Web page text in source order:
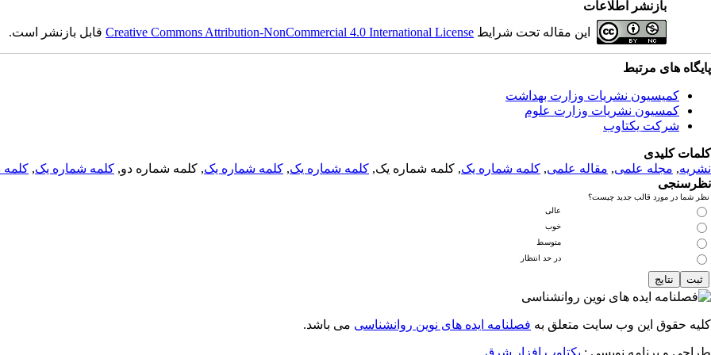
بازنشر اطلاعات
این مقاله تحت شرایط Creative Commons Attribution-NonCommercial 4.0 International Licenseقابل بازنشر است.
پایگاه های مرتبط
کمیسیون نشریات وزارت بهداشت
کمسیون نشریات وزارت علوم
شرکت یکتاوب
کلمات کلیدی
نشریه, مجله علمی, مقاله علمی, کلمه شماره یک, کلمه شماره یک, کلمه شماره یک, کلمه شماره یک, کلمه شماره دو, کلمه شماره یک, کلمه
نظرسنجی
نظر شما در مورد قالب جدید چیست؟
عالی
خوب
متوسط
در حد انتظار
کلیه حقوق این وب سایت متعلق به فصلنامه ایده های نوین روانشناسی می باشد.
طراحی و برنامه نویسی : یکتاوب افزار شرق